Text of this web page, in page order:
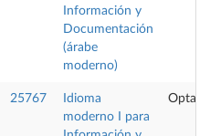
Información y
Documentación
(árabe
moderno)
25767
Idioma
moderno I para